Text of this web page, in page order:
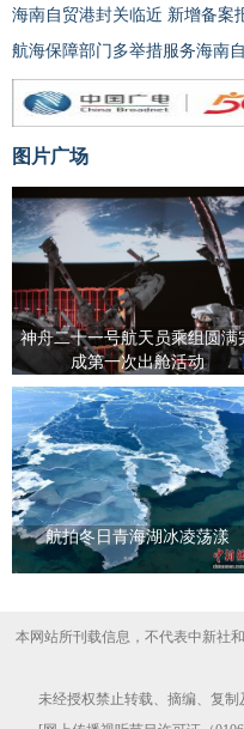
海南自贸港封关临近 新增备案
航海保障部门多举措服务海南
图片广场
神舟二十一号航天员乘组圆满
成第一次出舱活动
航拍冬日青海湖冰凌荡漾
本网站所刊载信息，不代表中新社
未经授权禁止转载、摘编、复制